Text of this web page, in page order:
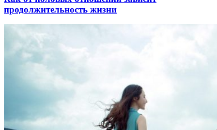
продолжительность жизни